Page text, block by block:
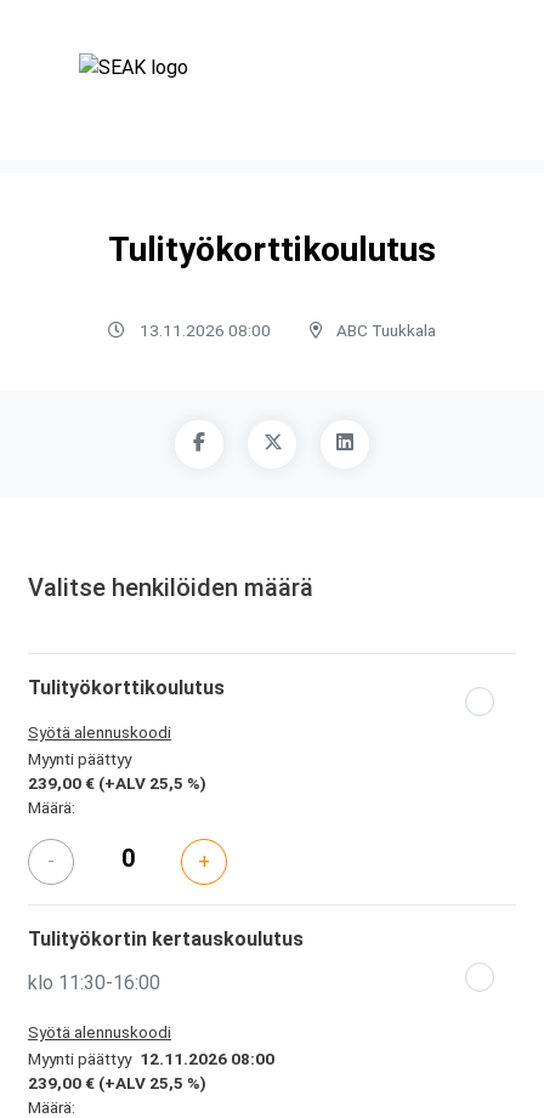
Tulityökorttikoulutus
13.11.2026 08:00 ABC Tuukkala
Valitse henkilöiden määrä
Tulityökorttikoulutus
Syötä alennuskoodi
Myynti päättyy
239,00 € (+ALV 25,5 %)
Määrä:
- +
Tulityökortin kertauskoulutus
klo 11:30-16:00
Syötä alennuskoodi
Myynti päättyy 12.11.2026 08:00
239,00 € (+ALV 25,5 %)
Määrä: